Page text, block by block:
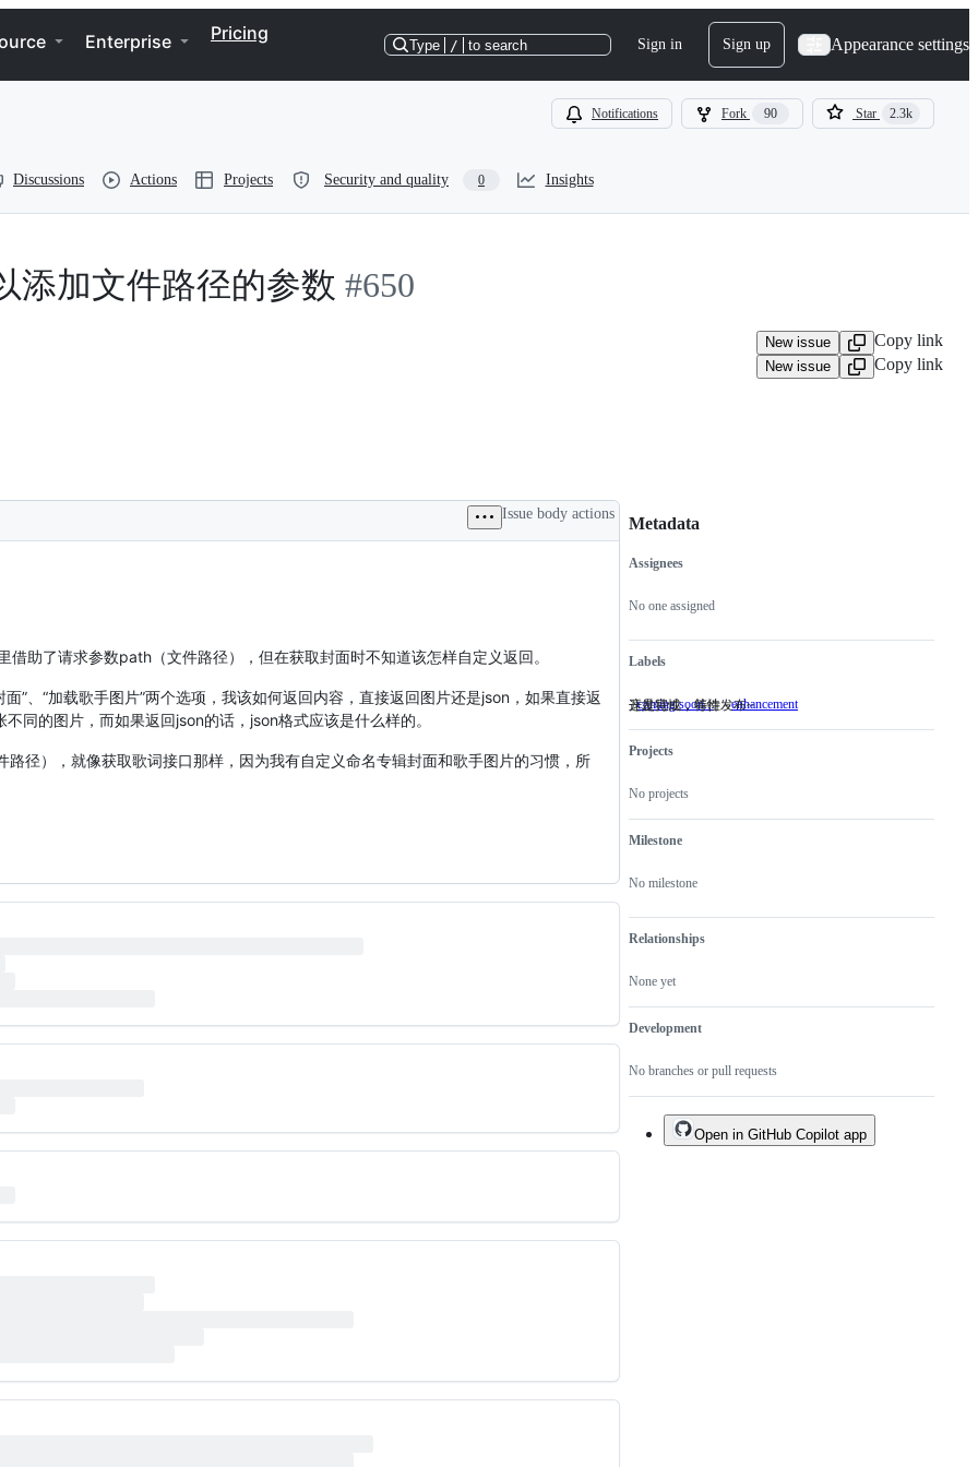
Enterprise Pricing
Type / to search Sign in Sign up Appearance settings
Notifications Fork 90 Star 2.3k
Discussions Actions Projects Security and quality 0 Insights
添加文件路径的参数 #650
New issue Copy link
New issue Copy link
Issue body actions
助了请求参数path（文件路径），但在获取封面时不知道该怎样自定义返回。
”、“加载歌手图片”两个选项，我该如何返回内容，直接返回图片还是json，如果直接返
同的图片，而如果返回json的话，json格式应该是什么样的。
径），就像获取歌词接口那样，因为我有自定义命名专辑封面和歌手图片的习惯，所
Metadata
Metadata
Assignees
No one assigned
Labels
coming soon... 开
发
开发完成，等待发布~enhancement
～
这是特性，特性～
Projects
No projects
Milestone
No milestone
Relationships
None yet
Development
No branches or pull requests
Issue
actions
Open in GitHub Copilot app